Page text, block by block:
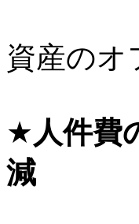
資産の
★人件
減